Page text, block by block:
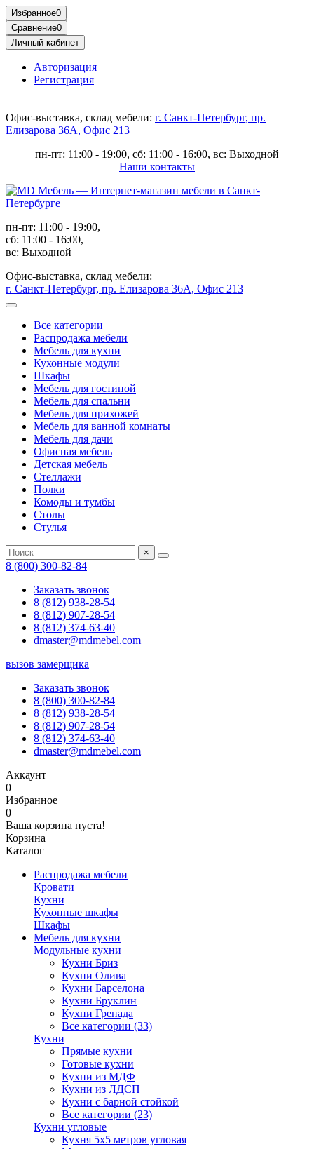
Избранное0
Сравнение0
Личный кабинет
Авторизация
Регистрация
Офис-выставка, склад мебели: г. Санкт-Петербург, пр.
Елизарова 36А, Офис 213
пн-пт: 11:00 - 19:00, сб: 11:00 - 16:00, вс: Выходной
Наши контакты
пн-пт: 11:00 - 19:00,
сб: 11:00 - 16:00,
вс: Выходной
Офис-выставка, склад мебели:
г. Санкт-Петербург, пр. Елизарова 36А, Офис 213
Все категории
Распродажа мебели
Мебель для кухни
Кухонные модули
Шкафы
Мебель для гостиной
Мебель для спальни
Мебель для прихожей
Мебель для ванной комнаты
Мебель для дачи
Офисная мебель
Детская мебель
Стеллажи
Полки
Комоды и тумбы
Столы
Стулья
×
8 (800) 300-82-84
Заказать звонок
8 (812) 938-28-54
8 (812) 907-28-54
8 (812) 374-63-40
dmaster@mdmebel.com
вызов замерщика
Заказать звонок
8 (800) 300-82-84
8 (812) 938-28-54
8 (812) 907-28-54
8 (812) 374-63-40
dmaster@mdmebel.com
Аккаунт
0
Избранное
0
Ваша корзина пуста!
Корзина
Каталог
Распродажа мебели
Кровати
Кухни
Кухонные шкафы
Шкафы
Мебель для кухни
Модульные кухни
Кухни Бриз
Кухни Олива
Кухни Барселона
Кухни Бруклин
Кухни Гренада
Все категории (33)
Кухни
Прямые кухни
Готовые кухни
Кухни из МДФ
Кухни из ЛДСП
Кухни с барной стойкой
Все категории (23)
Кухни угловые
Кухня 5х5 метров угловая